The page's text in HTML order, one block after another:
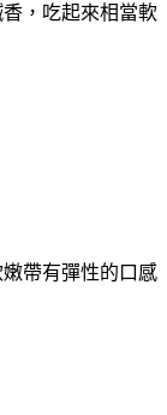
，吃起來相當軟
帶有彈性的口感